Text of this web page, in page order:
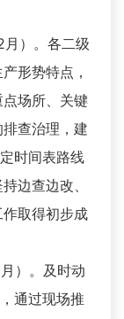
月）。各二级
形势特点，
场所、关键
查治理，建
时间表路线
边查边改、
取得初步成
）。及时动
通过现场推